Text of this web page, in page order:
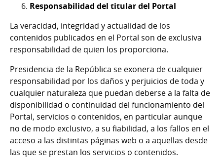
Responsabilidad del titular del Portal
La veracidad, integridad y actualidad de los
contenidos publicados en el Portal son de exclusiva
responsabilidad de quien los proporciona.
Presidencia de la República se exonera de cualquier
responsabilidad por los daños y perjuicios de toda y
cualquier naturaleza que puedan deberse a la falta de
disponibilidad o continuidad del funcionamiento del
Portal, servicios o contenidos, en particular aunque
no de modo exclusivo, a su fiabilidad, a los fallos en el
acceso a las distintas páginas web o a aquellas desde
las que se prestan los servicios o contenidos.